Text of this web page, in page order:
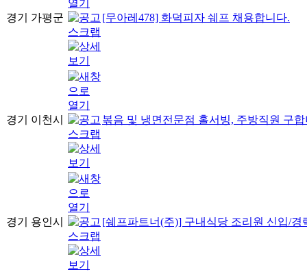
경기 가평군 [무아레478] 화덕피자 쉐프 채용합니다.
경기 이천시 볶음 및 냉면전문점 홀서빙, 주방직원 구
경기 용인시 [쉐프파트너(주)] 구내식당 조리원 신입/경